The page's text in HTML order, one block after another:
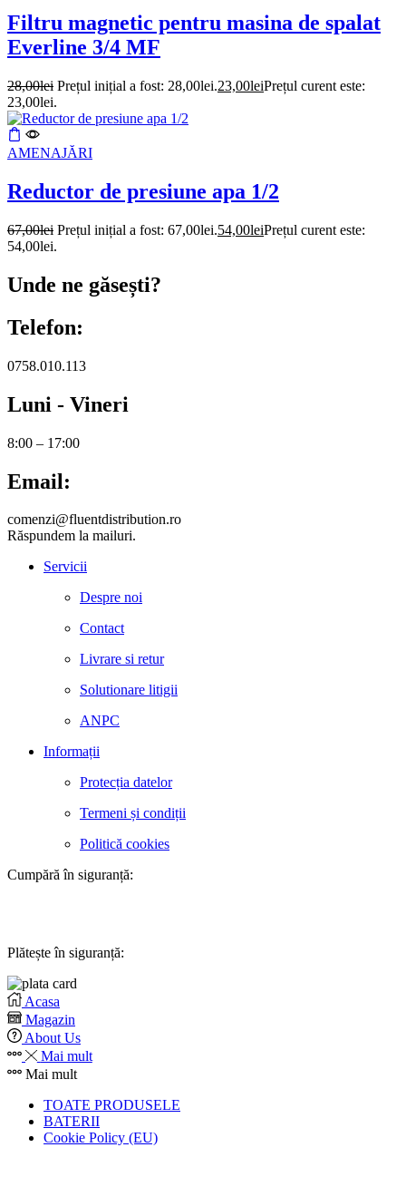
Filtru magnetic pentru masina de spalat
Everline 3/4 MF
28,00lei Prețul inițial a fost: 28,00lei.23,00leiPrețul curent este:
23,00lei.
AMENAJĂRI
Reductor de presiune apa 1/2
67,00lei Prețul inițial a fost: 67,00lei.54,00leiPrețul curent este:
54,00lei.
Unde ne găsești?
Telefon:
0758.010.113
Luni - Vineri
8:00 – 17:00
Email:
comenzi@fluentdistribution.ro
Răspundem la mailuri.
Servicii
Despre noi
Contact
Livrare si retur
Solutionare litigii
ANPC
Informații
Protecția datelor
Termeni și condiții
Politică cookies
Cumpără în siguranță:
Plătește în siguranță:
Acasa
Magazin
About Us
Mai mult
Mai mult
TOATE PRODUSELE
BATERII
Cookie Policy (EU)